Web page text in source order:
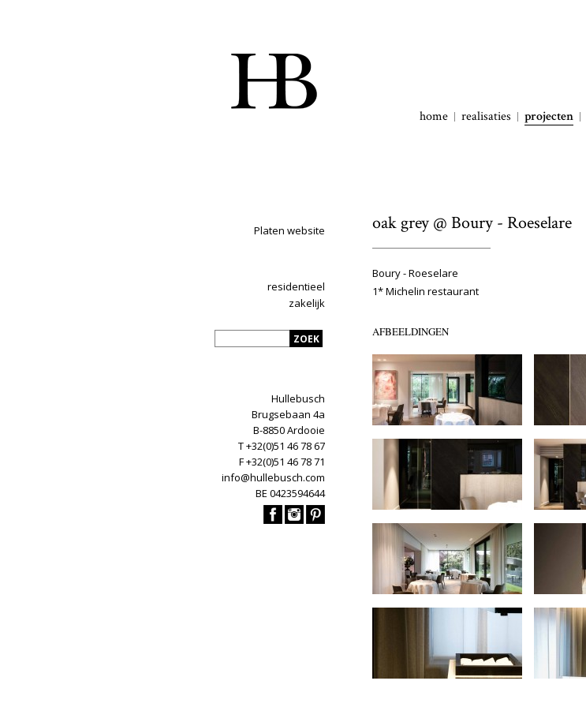
home realisaties projecten
Platen website
residentieel
zakelijk
Hullebusch
Brugsebaan 4a
B-8850 Ardooie
T +32(0)51 46 78 67
F +32(0)51 46 78 71
info@hullebusch.com
BE 0423594644
oak grey @ Boury - Roeselare
Boury - Roeselare
1* Michelin restaurant
AFBEELDINGEN